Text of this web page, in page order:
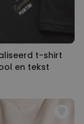
t-shirt
en tekst